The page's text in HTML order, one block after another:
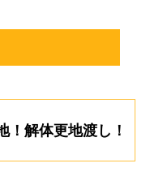
！解体更地渡し！